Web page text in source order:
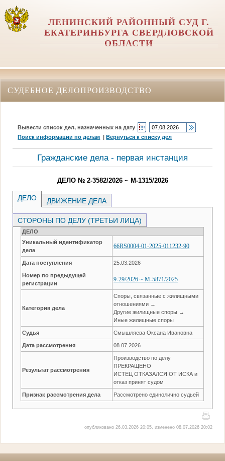
ЛЕНИНСКИЙ РАЙОННЫЙ СУД Г.
ЕКАТЕРИНБУРГА СВЕРДЛОВСКОЙ
ОБЛАСТИ
СУДЕБНОЕ ДЕЛОПРОИЗВОДСТВО
Вывести список дел, назначенных на дату
Поиск информации по делам |Вернуться к списку дел
Гражданские дела - первая инстанция
ДЕЛО № 2-3582/2026 ~ М-1315/2026
ДЕЛО ДВИЖЕНИЕ ДЕЛА
СТОРОНЫ ПО ДЕЛУ (ТРЕТЬИ ЛИЦА)
ДЕЛО
Уникальный идентификатор
дела
66RS0004-01-2025-011232-90
Дата поступления 25.03.2026
Номер по предыдущей
регистрации
9-29/2026 ~ М-5871/2025
Категория дела
Споры, связанные с жилищными
отношениями →
Другие жилищные споры →
Иные жилищные споры
Судья Смышляева Оксана Ивановна
Дата рассмотрения 08.07.2026
Результат рассмотрения
Производство по делу
ПРЕКРАЩЕНО
ИСТЕЦ ОТКАЗАЛСЯ ОТ ИСКА и
отказ принят судом
Признак рассмотрения дела Рассмотрено единолично судьей
опубликовано 26.03.2026 20:05, изменено 08.07.2026 20:02